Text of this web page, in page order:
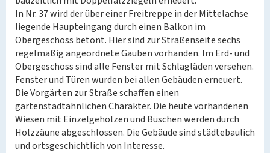
In Nr. 37 wird der über einer Freitreppe in der Mittelachse
liegende Haupteingang durch einen Balkon im
Obergeschoss betont. Hier sind zur Straßenseite sechs
regelmäßig angeordnete Gauben vorhanden. Im Erd- und
Obergeschoss sind alle Fenster mit Schlagläden versehen.
Fenster und Türen wurden bei allen Gebäuden erneuert.
Die Vorgärten zur Straße schaffen einen
gartenstadtähnlichen Charakter. Die heute vorhandenen
Wiesen mit Einzelgehölzen und Büschen werden durch
Holzzäune abgeschlossen. Die Gebäude sind städtebaulich
und ortsgeschichtlich von Interesse.